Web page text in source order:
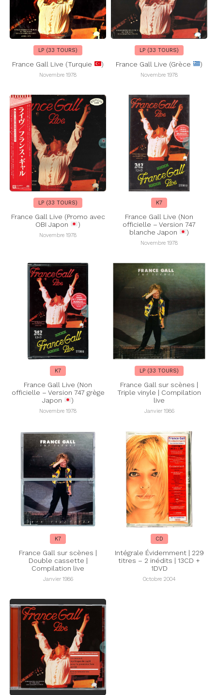
LP (33 TOURS)
France Gall Live (Turquie )
Novembre 1978
LP (33 TOURS)
France Gall Live (Grèce )
Novembre 1978
LP (33 TOURS)
France Gall Live (Promo avec
OBI Japon
)
Novembre 1978
K7
France Gall Live (Non
officielle – Version 747
blanche Japon
)
Novembre 1978
K7
France Gall Live (Non
officielle – Version 747 grège
Japon
)
Novembre 1978
LP (33 TOURS)
France Gall sur scènes |
Triple vinyle | Compilation
live
Janvier 1986
K7
France Gall sur scènes |
Double cassette |
Compilation live
Janvier 1986
CD
Intégrale Évidemment | 229
titres – 2 inédits | 13CD +
1DVD
Octobre 2004